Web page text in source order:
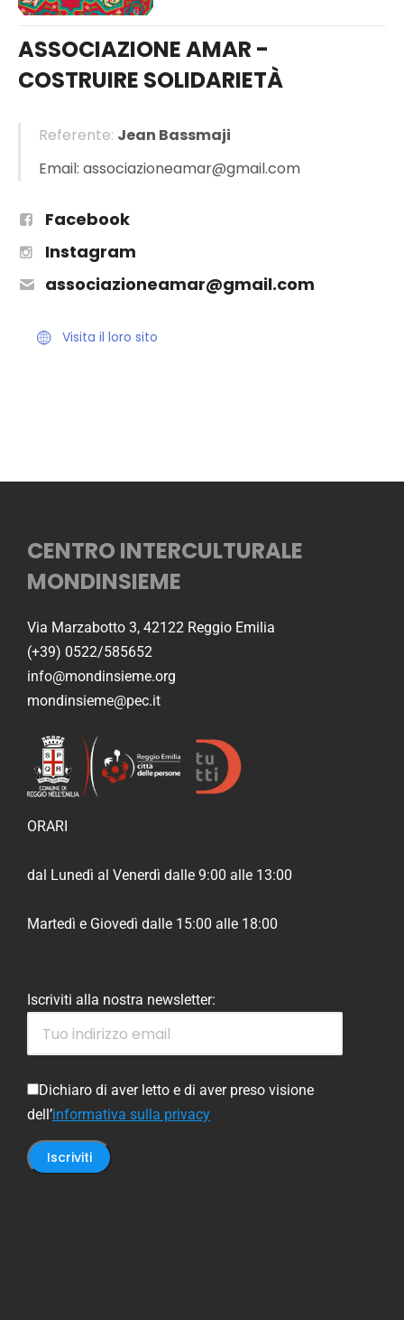
ASSOCIAZIONE AMAR -
COSTRUIRE SOLIDARIETÀ
Referente: Jean Bassmaji
Email: associazioneamar@gmail.com
Facebook
Instagram
associazioneamar@gmail.com
Visita il loro sito
CENTRO INTERCULTURALE
MONDINSIEME
Via Marzabotto 3, 42122 Reggio Emilia
(+39) 0522/585652
info@mondinsieme.org
mondinsieme@pec.it
ORARI
dal Lunedì al Venerdì dalle 9:00 alle 13:00
Martedì e Giovedì dalle 15:00 alle 18:00
Iscriviti alla nostra newsletter:
Dichiaro di aver letto e di aver preso visione
dell’informativa sulla privacy